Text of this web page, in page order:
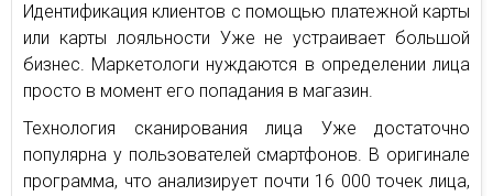
Идентификация клиентов с помощью платежной карты
или карты лояльности Уже не устраивает большой
бизнес. Маркетологи нуждаются в определении лица
просто в момент его попадания в магазин.
Технология сканирования лица Уже достаточно
популярна у пользователей смартфонов. В оригинале
программа, что анализирует почти 16 000 точек лица,